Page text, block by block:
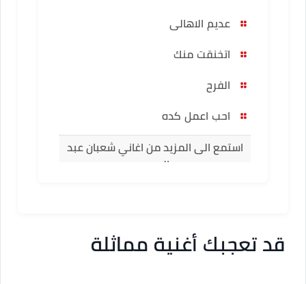
عديم الاهالى
اتخنقت منك
الفرح
احب اعمل كده
استمع الى المزيد من اغاني شعبان عبد
الرحيم
قد تعجبك أغنية مماثلة